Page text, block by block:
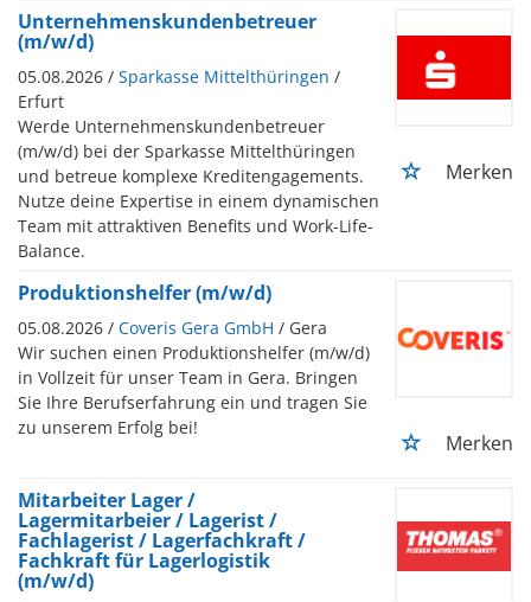
Unternehmenskundenbetreuer
(m/w/d)
05.08.2026 / Sparkasse Mittelthüringen /
Erfurt
Werde Unternehmenskundenbetreuer
(m/w/d) bei der Sparkasse Mittelthüringen
und betreue komplexe Kreditengagements.
Nutze deine Expertise in einem dynamischen
Team mit attraktiven Benefits und Work-Life-
Balance.
Merken
Produktionshelfer (m/w/d)
05.08.2026 / Coveris Gera GmbH / Gera
Wir suchen einen Produktionshelfer (m/w/d)
in Vollzeit für unser Team in Gera. Bringen
Sie Ihre Berufserfahrung ein und tragen Sie
zu unserem Erfolg bei!
Merken
Mitarbeiter Lager /
Lagermitarbeier / Lagerist /
Fachlagerist / Lagerfachkraft /
Fachkraft für Lagerlogistik
(m/w/d)